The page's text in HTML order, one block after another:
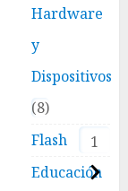
Hardware
y
Dispositivos
8
Flash
1
Educación